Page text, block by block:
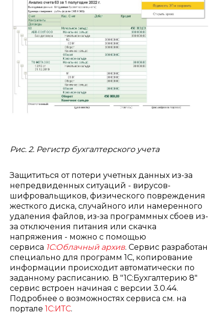
Рис. 2. Регистр бухгалтерского учета
Защититься от потери учетных данных из-за
непредвиденных ситуаций - вирусов-
шифровальщиков, физического повреждения
жесткого диска, случайного или намеренного
удаления файлов, из-за программных сбоев из-
за отключения питания или скачка
напряжения - можно с помощью
сервиса 1С:Облачный архив. Сервис разработан
специально для программ 1С, копирование
информации происходит автоматически по
заданному расписанию. В "1С:Бухгалтерию 8"
сервис встроен начиная с версии 3.0.44.
Подробнее о возможностях сервиса см. на
портале 1С:ИТС.